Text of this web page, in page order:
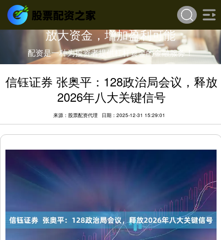
放大资金，增加盈利可能
配资是一种为投资者提供杠杆资金的金融服务！
信钰证券 张奥平：128政治局会议，释放
2026年八大关键信号
来源：股票配资代理 日期：2025-12-31 15:29:01